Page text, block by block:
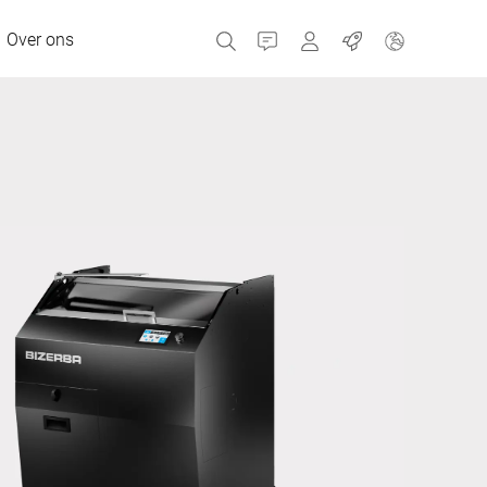
Over ons Contact Portals Banen
Rusland